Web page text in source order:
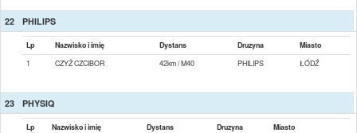
22 PHILIPS
Lp Nazwisko i imię Dystans Druzyna
Miasto
1
CZYŻ CZCIBOR 42km / M40 PHILIPS ŁÓDŹ
23 PHYSIQ
Lp Nazwisko i imię Dystans Druzyna
Miasto